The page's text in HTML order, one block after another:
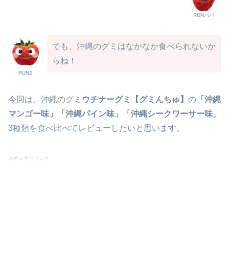
RUNパパ
RUN2
でも、沖縄のグミはなかなか食べられないか
らね！
今回は、沖縄のグミ ウチナーグミ【グミんちゅ】 の 「沖縄
マンゴー味」「沖縄パイン味」「沖縄シークワーサー味」
3種類を食べ比べてレビューしたいと思います。
スポンサーリンク